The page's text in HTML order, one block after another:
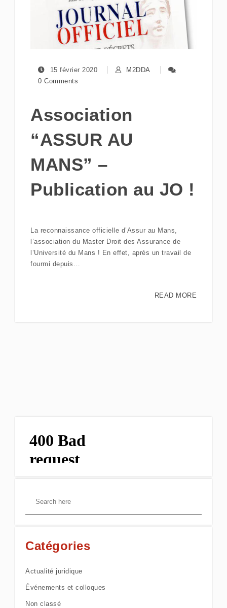
15 février 2020
M2DDA
0 Comments
Association
“ASSUR AU
MANS” –
Publication au JO !
La reconnaissance officielle d’Assur au Mans,
l’association du Master Droit des Assurance de
l’Université du Mans ! En effet, après un travail de
fourmi depuis…
READ MORE
Catégories
Actualité juridique
Événements et colloques
Non classé